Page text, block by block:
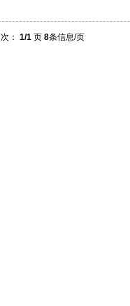
： 1/1 页 8条信息/页